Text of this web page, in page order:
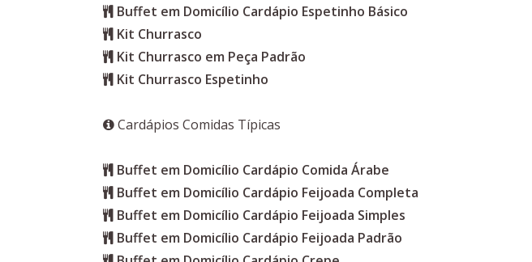
Buffet em Domicílio Cardápio Espetinho Básico
Kit Churrasco
Kit Churrasco em Peça Padrão
Kit Churrasco Espetinho
Cardápios Comidas Típicas
Buffet em Domicílio Cardápio Comida Árabe
Buffet em Domicílio Cardápio Feijoada Completa
Buffet em Domicílio Cardápio Feijoada Simples
Buffet em Domicílio Cardápio Feijoada Padrão